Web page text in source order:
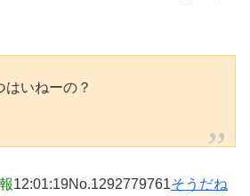
はいねーの？
12:01:19No.1292779761そうだね